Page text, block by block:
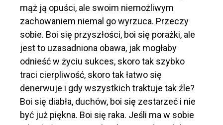
mąż ją opuści, ale swoim niemożliwym
zachowaniem niemal go wyrzuca. Przeczy
sobie. Boi się przyszłości, boi się porażki, ale
jest to uzasadniona obawa, jak mogłaby
odnieść w życiu sukces, skoro tak szybko
traci cierpliwość, skoro tak łatwo się
denerwuje i gdy wszystkich traktuje tak źle?
Boi się diabła, duchów, boi się zestarzeć i nie
być już piękna. Boi się raka. Jeśli ma w sobie